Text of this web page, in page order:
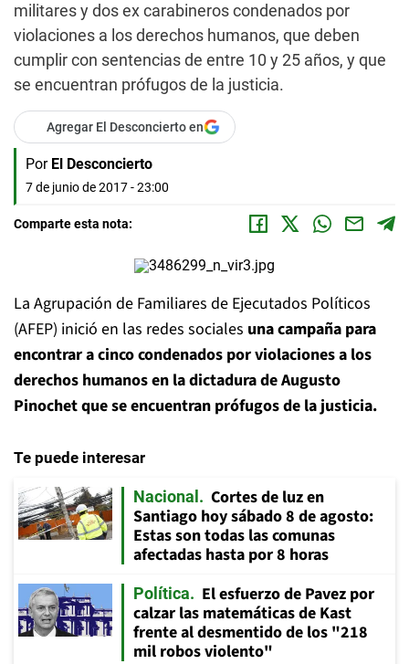
militares y dos ex carabineros condenados por
violaciones a los derechos humanos, que deben
cumplir con sentencias de entre 10 y 25 años, y que
se encuentran prófugos de la justicia.
Agregar El Desconcierto en
Por El Desconcierto
7 de junio de 2017 - 23:00
Comparte esta nota:
La Agrupación de Familiares de Ejecutados Políticos
(AFEP) inició en las redes sociales una campaña para
encontrar a cinco condenados por violaciones a los
derechos humanos en la dictadura de Augusto
Pinochet que se encuentran prófugos de la justicia.
Te puede interesar
Nacional
Cortes de luz en
Santiago hoy sábado 8 de agosto:
Estas son todas las comunas
afectadas hasta por 8 horas
Política
El esfuerzo de Pavez por
calzar las matemáticas de Kast
frente al desmentido de los "218
mil robos violento"